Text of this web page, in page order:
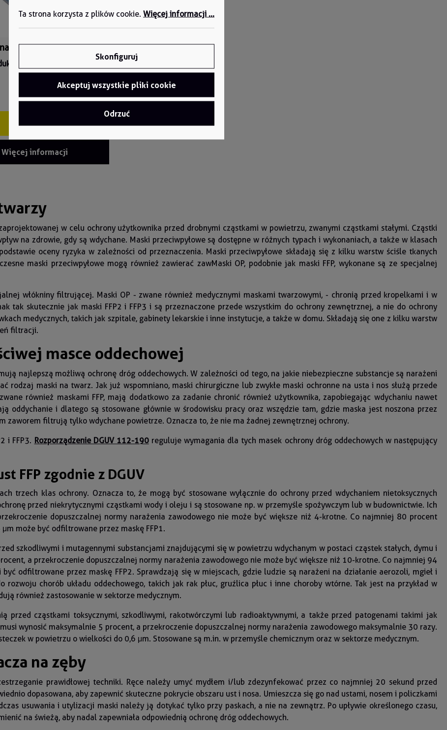
Półmaska na usta i nos MNS0412
Szybki zakup
Więcej informacji
w celu ochrony użytkownika przed drobnymi cząstkami w powietrzu, zwanymi cząstkami stałymi. Cząstki
na zdrowie, gdy są wdychane. Maski przeciwpyłowe są dostępne w różnych typach i wykonaniach, a także w klasach
oceny ryzyka w zależności od przeznaczenia. Maski przeciwpyłowe składają się z kilku warstw ściśle tkanych
maski przeciwpyłowe mogą również zawierać zawMaski OP, podobnie jak maski FFP, wykonane są ze specjalnej
włókniny filtrującej. Maski OP - zwane również medycznymi maskami twarzowymi, - chronią przed kropelkami i w
tak skutecznie jak maski FFP2 i FFP3 i są przeznaczone przede wszystkim do ochrony zewnętrznej, a nie do ochrony
medycznych, takich jak szpitale, gabinety lekarskie i inne instytucje, a także w domu. Składają się one z kilku warstw
filtracji.
masce oddechowej
najlepszą możliwą ochronę dróg oddechowych. W zależności od tego, na jakie niebezpieczne substancje są narażeni
rodzaj maski na twarz. Jak już wspomniano, maski chirurgiczne lub zwykłe maski ochronne na usta i nos służą przede
również maskami FFP, mają dodatkowo za zadanie chronić również użytkownika, zapobiegając wdychaniu nawet
oddychanie i dlatego są stosowane głównie w środowisku pracy oraz wszędzie tam, gdzie maska jest noszona przez
zaworem filtrują tylko wdychane powietrze. Oznacza to, że nie ma żadnej zewnętrznej ochrony.
i FFP3. Rozporządzenie DGUV 112-190reguluje wymagania dla tych masek ochrony dróg oddechowych w następujący
FFP zgodnie z DGUV
trzech klas ochrony. Oznacza to, że mogą być stosowane wyłącznie do ochrony przed wdychaniem nietoksycznych
przed niekrytycznymi cząstkami wody i oleju i są stosowane np. w przemyśle spożywczym lub w budownictwie. Ich
dopuszczalnej normy narażenia zawodowego nie może być większe niż 4-krotne. Co najmniej 80 procent
może być odfiltrowane przez maskę FFP1.
szkodliwymi i mutagennymi substancjami znajdującymi się w powietrzu wdychanym w postaci cząstek stałych, dymu i
a przekroczenie dopuszczalnej normy narażenia zawodowego nie może być większe niż 10-krotne. Co najmniej 94
odfiltrowane przez maskę FFP2. Sprawdzają się w miejscach, gdzie ludzie są narażeni na działanie aerozoli, mgieł i
rozwoju chorób układu oddechowego, takich jak rak płuc, gruźlica płuc i inne choroby wtórne. Tak jest na przykład w
również zastosowanie w sektorze medycznym.
przed cząstkami toksycznymi, szkodliwymi, rakotwórczymi lub radioaktywnymi, a także przed patogenami takimi jak
wynosić maksymalnie 5 procent, a przekroczenie dopuszczalnej normy narażenia zawodowego maksymalnie 30 razy.
w powietrzu o wielkości do 0,6 μm. Stosowane są m.in. w przemyśle chemicznym oraz w sektorze medycznym.
na zęby
prawidłowej techniki. Ręce należy umyć mydłem i/lub zdezynfekować przez co najmniej 20 sekund przed
dopasowana, aby zapewnić skuteczne pokrycie obszaru ust i nosa. Umieszcza się go nad ustami, nosem i policzkami
usuwania i utylizacji maski należy ją dotykać tylko przy paskach, a nie na zewnątrz. Po upływie określonego czasu,
na świeżą, aby nadal zapewniała odpowiednią ochronę dróg oddechowych.
Ta strona korzysta z plików cookie. Więcej informacji ...
Skonfiguruj
Akceptuj wszystkie pliki cookie
Odrzuć